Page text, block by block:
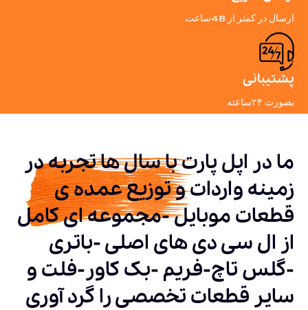
ارسال در کمتر از 48ساعت
پشتیبانی
بصورت ۲۴ساعته
ما در اپل پارت با سال ها تجربه در
زمینه واردات و توزیع عمده ی
قطعات موبایل -مجموعه ای کامل
از ال سی دی های اصلی -باتری
-گلس تاچ-فریم -بک کاور-فلت و
سایر قطعات تخصصی را گرد آوری